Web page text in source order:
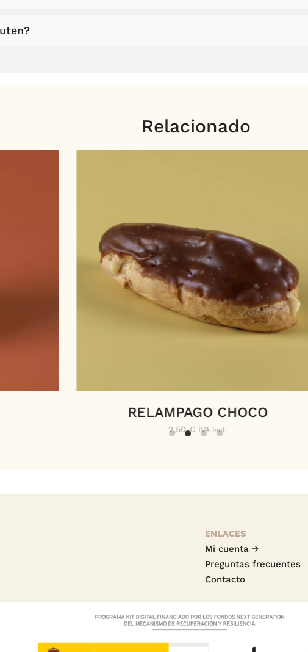
Relacionado
RELAMPAGO CHOCO
2,50€ IVA incl.
ENLACES
Mi cuenta →
Preguntas frecuentes
Contacto